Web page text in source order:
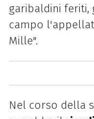
garibaldini feriti,
campo
Mille".
Nel corso della